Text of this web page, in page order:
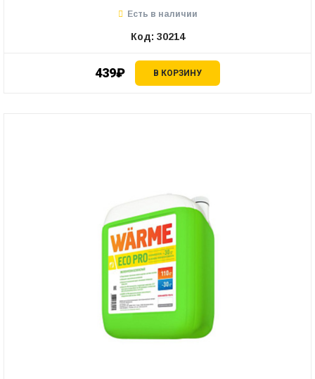
439₽ В КОРЗИНУ
Есть в наличии
Код: 30214